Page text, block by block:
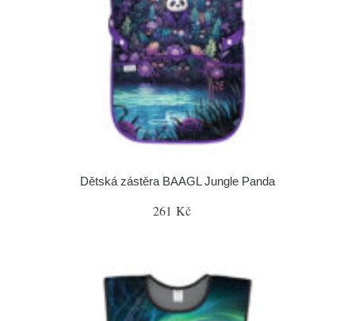
Dětská zástěra BAAGL Jungle Panda
261 Kč